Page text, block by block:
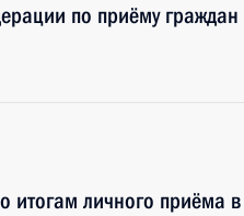
по приёму
итогам личного приёма